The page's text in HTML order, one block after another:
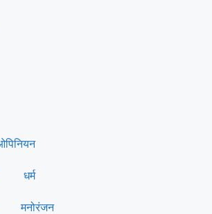
धर्म
मनोरंजन